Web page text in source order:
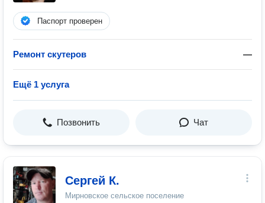
Паспорт проверен
Ремонт скутеров —
Ещё 1 услуга
Позвонить Чат
Сергей К.
Мирновское сельское поселение